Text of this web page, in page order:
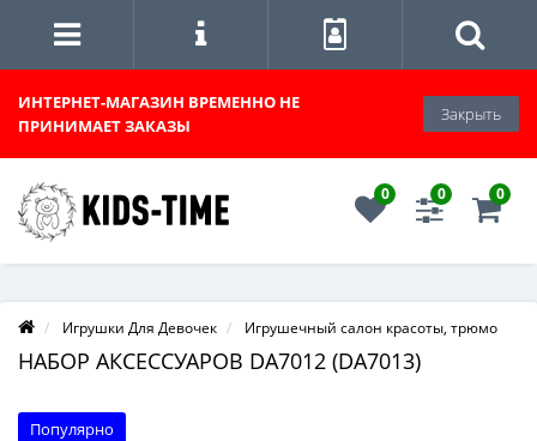
ИНТЕРНЕТ-МАГАЗИН ВРЕМЕННО НЕ
ПРИНИМАЕТ ЗАКАЗЫ
Закрыть
0 0 0
Игрушки Для Девочек Игрушечный салон красоты, трюмо
НАБОР АКСЕССУАРОВ DA7012 (DA7013)
Популярно